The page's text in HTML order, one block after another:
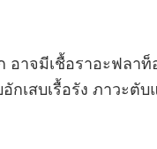
อาจมีเชื้อราอะฟลา
เสบเรื้อรัง ภาวะตับ